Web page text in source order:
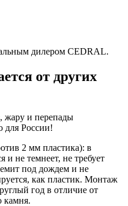
дилером CEDRAL.
от других
жару и перепады
для России!
2 мм пластика): в
и не темнеет, не требует
под дождем и не
как пластик. Монтаж
год в отличие от
камня.